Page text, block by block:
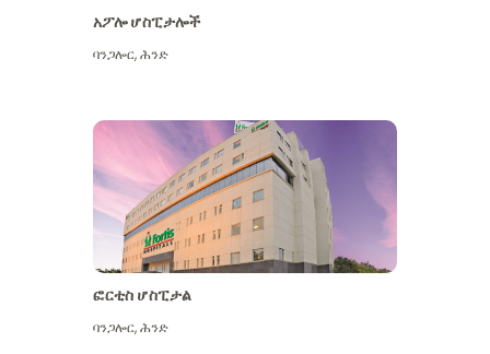
አፖሎ ሆስፒታሎች
ባንጋሎር,ሕንድ
ፎርቲስ ሆስፒታል
ባንጋሎር,ሕንድ